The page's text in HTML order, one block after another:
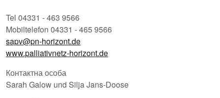
Tel 04331 - 463 9566
Mobiltelefon 04331 - 465 9566
sapv@pn-horizont.de
www.palliativnetz-horizont.de
Контактна особа
Sarah Galow und Silja Jans-Doose